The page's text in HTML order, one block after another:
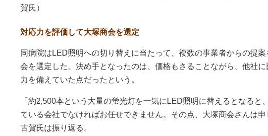
賀氏）
対応力を評価して大塚商会を選定
同病院はLED照明への切り替えに当たって、複数の事業者からの提
会を選定した。決め手となったのは、価格もさることながら、他社
力を備えていた点だったという。
「約2,500本という大量の蛍光灯を一気にLED照明に替えるとなると
ている会社でなければお任せできません。その点、大塚商会さんは
古賀氏は振り返る。